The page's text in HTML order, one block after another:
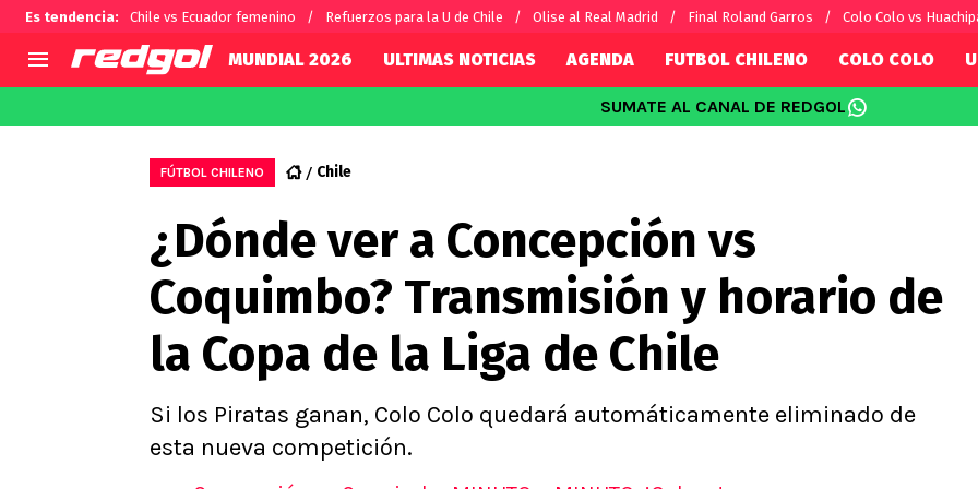
Es tendencia: Chile vs Ecuador femenino Refuerzos para la U de Chile Olise al Real Madrid Final Roland Garros Colo Colo vs
Selección Chilena
U de Chile
U Católica
Campeonato Nacional
Primera B
Segunda División
Copa Chile
Supercopa Chile
Campeonato Femenino
Alexis Sánchez
Carlos Palacios
Chilenos por el mundo
Fútbol Argentino
Fútbol Brasileño
Premier
Serie A
MUNDIAL 2026 ULTIMAS NOTICIAS AGENDA FUTBOL CHILENO COLO COLO
SUMATE AL CANAL DE REDGOL
FÚTBOL CHILENO Chile
¿Dónde ver a Concepción vs
Coquimbo? Transmisión y horario de
la Copa de la Liga de Chile
Si los Piratas ganan, Colo Colo quedará automáticamente eliminado de
esta nueva competición.